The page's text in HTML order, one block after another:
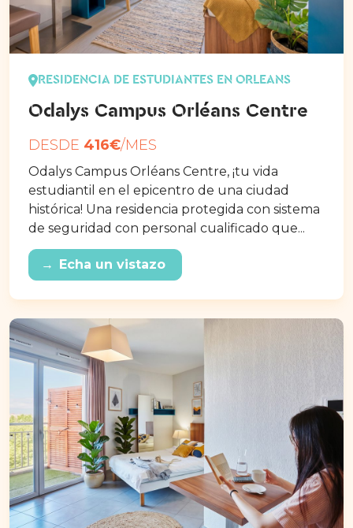
RESIDENCIA DE ESTUDIANTES EN ORLEANS
Odalys Campus Orléans Centre
DESDE 416€/MES
Odalys Campus Orléans Centre, ¡tu vida
estudiantil en el epicentro de una ciudad
histórica! Una residencia protegida con sistema
de seguridad con personal cualificado que...
→ Echa un vistazo